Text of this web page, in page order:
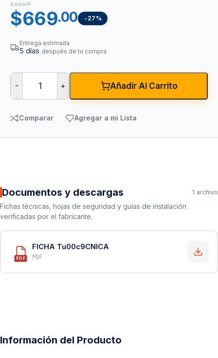
$916.00
$669.00 -27%
Entrega estimada
5 días después de tu compra
- + Añadir Al Carrito
Comparar Agregar a mi Lista
Documentos y descargas 1 archivo
Fichas técnicas, hojas de seguridad y guías de instalación
verificadas por el fabricante.
PDF
FICHA Tu00c9CNICA
PDF
Información del Producto